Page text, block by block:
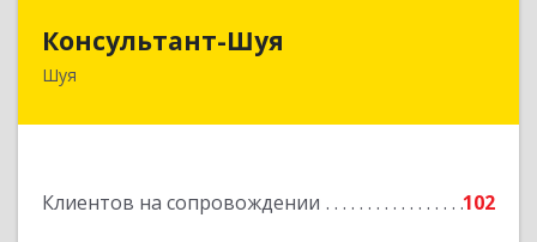
Консультант-Шуя
Шуя
Клиентов на сопровождении 102
155900, Ивановская обл, Шуя г, Свердлова ул,